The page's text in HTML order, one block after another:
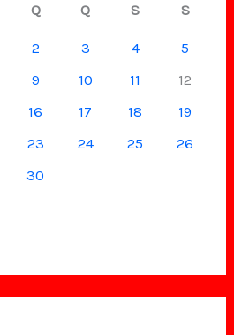
Q Q S S
2 3 4
5
9 10 11
12
16 17 18
19
23 24 25
26
30